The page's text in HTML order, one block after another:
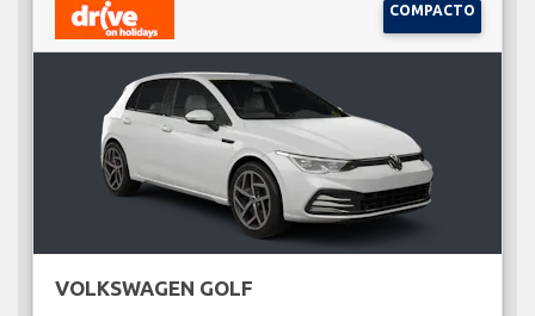
COMPACTO
VOLKSWAGEN GOLF